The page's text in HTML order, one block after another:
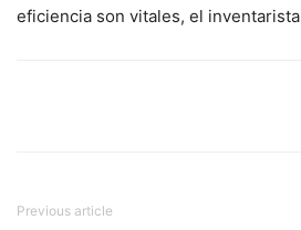
eficiencia son vitales, el
Previous article